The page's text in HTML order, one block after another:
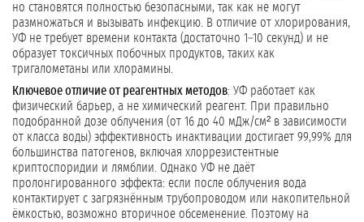
но становятся полностью безопасными, так как не могут
размножаться и вызывать инфекцию. В отличие от хлорирования,
УФ не требует времени контакта (достаточно 1–10 секунд) и не
образует токсичных побочных продуктов, таких как
тригалометаны или хлорамины.
Ключевое отличие от реагентных методов: УФ работает как
физический барьер, а не химический реагент. При правильно
подобранной дозе облучения (от 16 до 40 мДж/см² в зависимости
от класса воды) эффективность инактивации достигает 99,99% для
большинства патогенов, включая хлоррезистентные
криптоспоридии и лямблии. Однако УФ не даёт
пролонгированного эффекта: если после облучения вода
контактирует с загрязнённым трубопроводом или накопительной
ёмкостью, возможно вторичное обсеменение. Поэтому на